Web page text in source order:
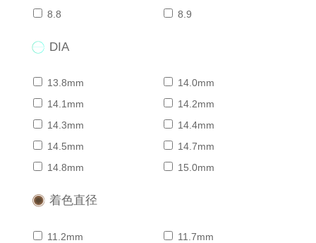
8.8
8.9
DIA
13.8mm
14.0mm
14.1mm
14.2mm
14.3mm
14.4mm
14.5mm
14.7mm
14.8mm
15.0mm
着色直径
11.2mm
11.7mm